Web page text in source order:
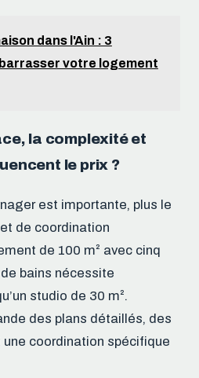
dans l'Ain : 3
votre logement
la complexité et
le prix ?
est importante, plus le
de coordination
de 100 m² avec cinq
bains nécessite
studio de 30 m².
des plans détaillés, des
coordination spécifique